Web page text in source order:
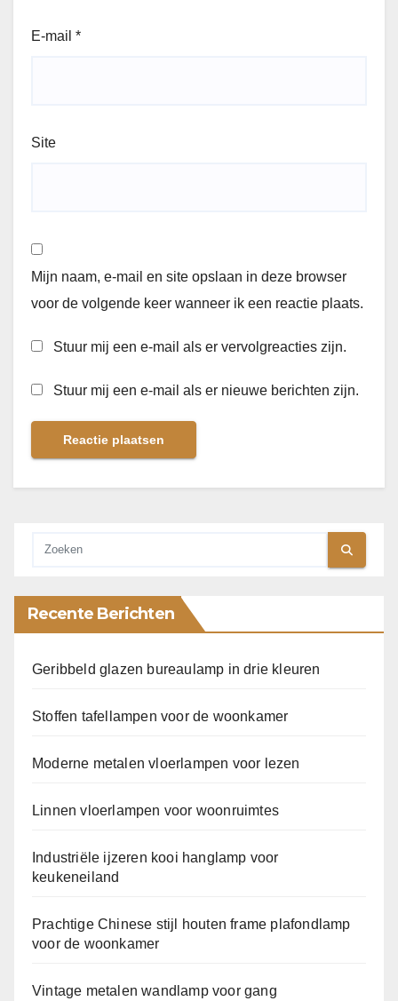
E-mail *
Site
Mijn naam, e-mail en site opslaan in deze browser
voor de volgende keer wanneer ik een reactie plaats.
Stuur mij een e-mail als er vervolgreacties zijn.
Stuur mij een e-mail als er nieuwe berichten zijn.
Recente Berichten
Geribbeld glazen bureaulamp in drie kleuren
Stoffen tafellampen voor de woonkamer
Moderne metalen vloerlampen voor lezen
Linnen vloerlampen voor woonruimtes
Industriële ijzeren kooi hanglamp voor
keukeneiland
Prachtige Chinese stijl houten frame plafondlamp
voor de woonkamer
Vintage metalen wandlamp voor gang